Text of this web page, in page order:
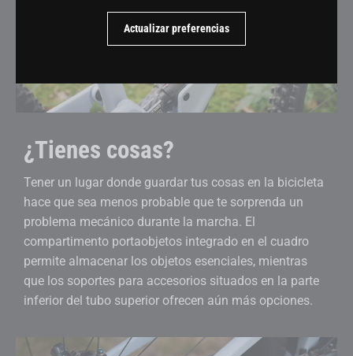
¿Tienes cosas?
Tener un lugar donde guardar tus cosas en la bicicleta
hace que sea menos probable que te sorprenda un
problema mecánico durante la marcha. El
compartimento portaobjetos integrado en el cuadro
permite almacenar los objetos esenciales, mientras
que los soportes para accesorios situados en la parte
inferior del tubo superior ofrecen aún más opciones.
Actualizar preferencias